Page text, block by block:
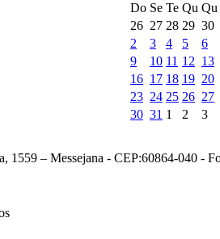
Do Se Te Qu Qu
26 27 28 29 30
2
3 4 5 6
9
10 11 12 13
16 17 18 19 20
23 24 25 26 27
30 31 1 2 3
1559 – Messejana - CEP:60864-040 -